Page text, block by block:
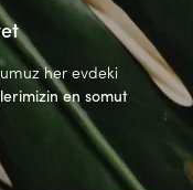
her evdeki
en somut